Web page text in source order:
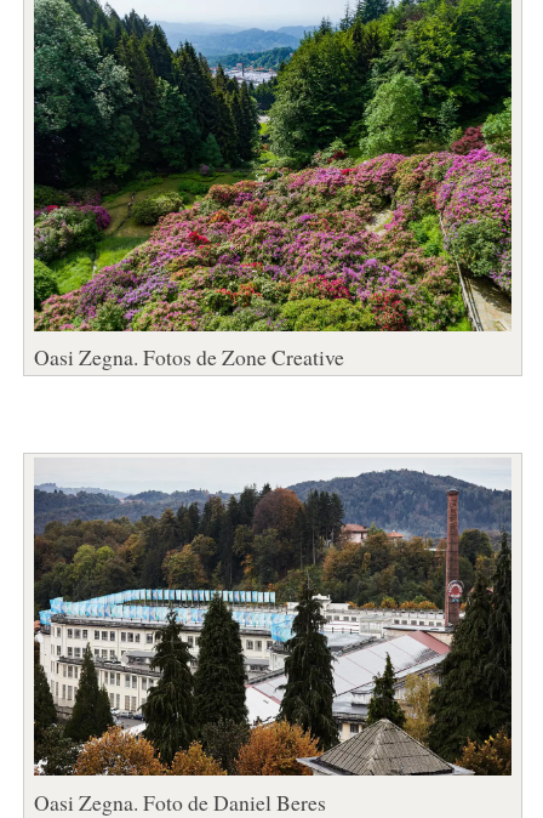
Oasi Zegna. Fotos de Zone Creative
Oasi Zegna. Foto de Daniel Beres